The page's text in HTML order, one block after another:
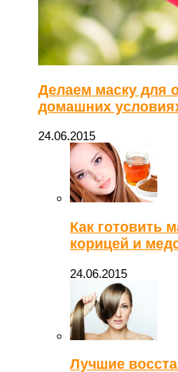
Делаем маску для
домашних
24.06.2015
Как готовить
корицей и
24.06.2015
Лучшие